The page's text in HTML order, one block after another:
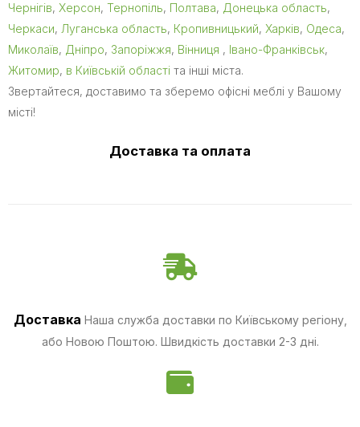
Чернігів, Херсон, Тернопіль, Полтава, Донецька область,
Черкаси, Луганська область, Кропивницький, Харків, Одеса,
Миколаїв, Дніпро, Запоріжжя, Вінниця , Івано-Франківськ,
Житомир, в Київській області та інші міста.
Звертайтеся, доставимо та зберемо офісні меблі у Вашому
місті!
Доставка та оплата
Доставка Наша служба доставки по Київському регіону,
або Новою Поштою. Швидкість доставки 2-3 дні.